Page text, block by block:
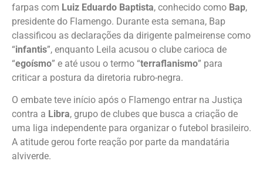
farpas com Luiz Eduardo Baptista, conhecido como Bap,
presidente do Flamengo. Durante esta semana, Bap
classificou as declarações da dirigente palmeirense como
“infantis”, enquanto Leila acusou o clube carioca de
“egoísmo” e até usou o termo “terraflanismo” para
criticar a postura da diretoria rubro-negra.
O embate teve início após o Flamengo entrar na Justiça
contra a Libra, grupo de clubes que busca a criação de
uma liga independente para organizar o futebol brasileiro.
A atitude gerou forte reação por parte da mandatária
alviverde.